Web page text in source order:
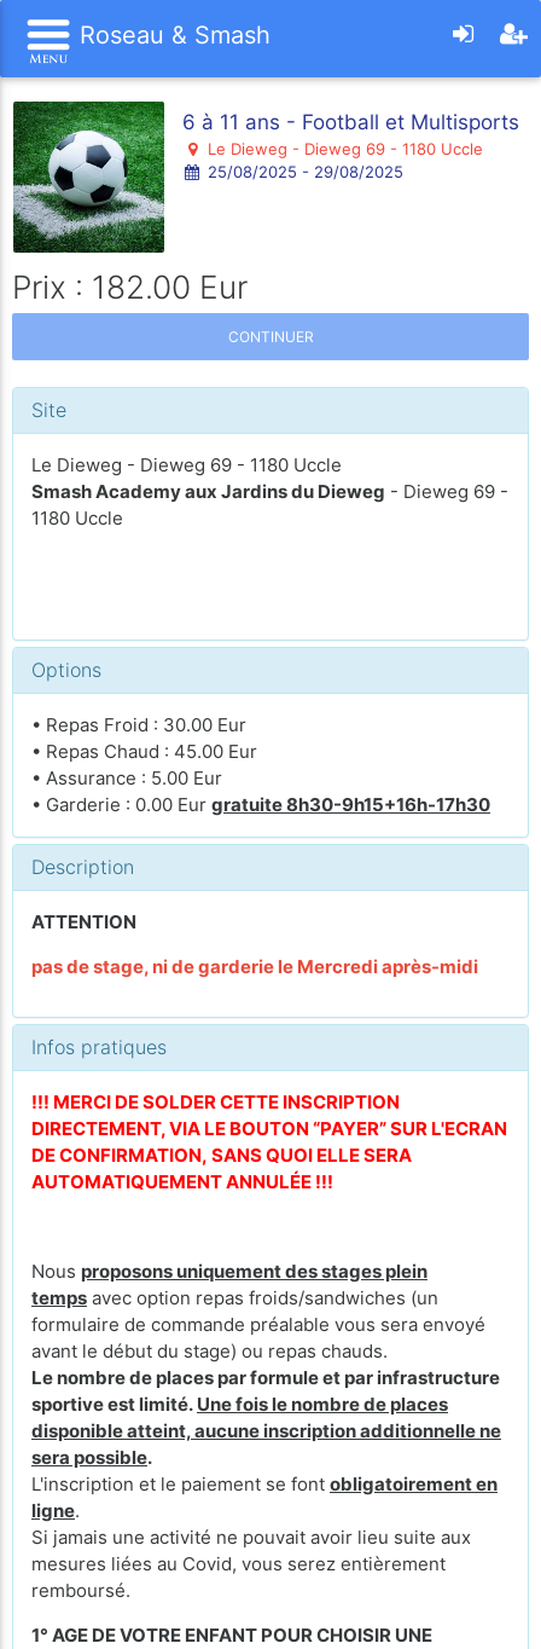
Roseau & Smash
6 à 11 ans - Football et Multisports
Le Dieweg - Dieweg 69 - 1180 Uccle
25/08/2025 - 29/08/2025
Prix : 182.00 Eur
CONTINUER
Site
Le Dieweg - Dieweg 69 - 1180 Uccle
Smash Academy aux Jardins du Dieweg - Dieweg 69 -
1180 Uccle
Options
• Repas Froid : 30.00 Eur
• Repas Chaud : 45.00 Eur
• Assurance : 5.00 Eur
• Garderie : 0.00 Eur gratuite 8h30-9h15+16h-17h30
Description
ATTENTION
pas de stage, ni de garderie le Mercredi après-midi
Infos pratiques
!!! MERCI DE SOLDER CETTE INSCRIPTION
DIRECTEMENT, VIA LE BOUTON “PAYER” SUR L'ECRAN
DE CONFIRMATION, SANS QUOI ELLE SERA
AUTOMATIQUEMENT ANNULÉE !!!
Nous proposons uniquement des stages plein
temps avec option repas froids/sandwiches (un
formulaire de commande préalable vous sera envoyé
avant le début du stage) ou repas chauds.
Le nombre de places par formule et par infrastructure
sportive est limité. Une fois le nombre de places
disponible atteint, aucune inscription additionnelle ne
sera possible.
L'inscription et le paiement se font obligatoirement en
ligne.
Si jamais une activité ne pouvait avoir lieu suite aux
mesures liées au Covid, vous serez entièrement
remboursé.
1° AGE DE VOTRE ENFANT POUR CHOISIR UNE